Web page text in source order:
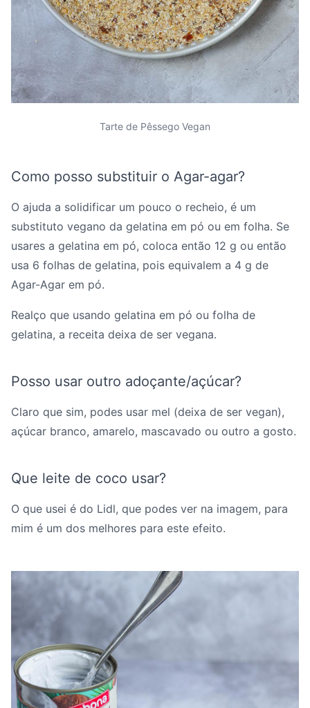
Tarte de Pêssego Vegan
Como posso substituir o Agar-agar?
O ajuda a solidificar um pouco o recheio, é um
substituto vegano da gelatina em pó ou em folha. Se
usares a gelatina em pó, coloca então 12 g ou então
usa 6 folhas de gelatina, pois equivalem a 4 g de
Agar-Agar em pó.
Realço que usando gelatina em pó ou folha de
gelatina, a receita deixa de ser vegana.
Posso usar outro adoçante/açúcar?
Claro que sim, podes usar mel (deixa de ser vegan),
açúcar branco, amarelo, mascavado ou outro a gosto.
Que leite de coco usar?
O que usei é do Lidl, que podes ver na imagem, para
mim é um dos melhores para este efeito.